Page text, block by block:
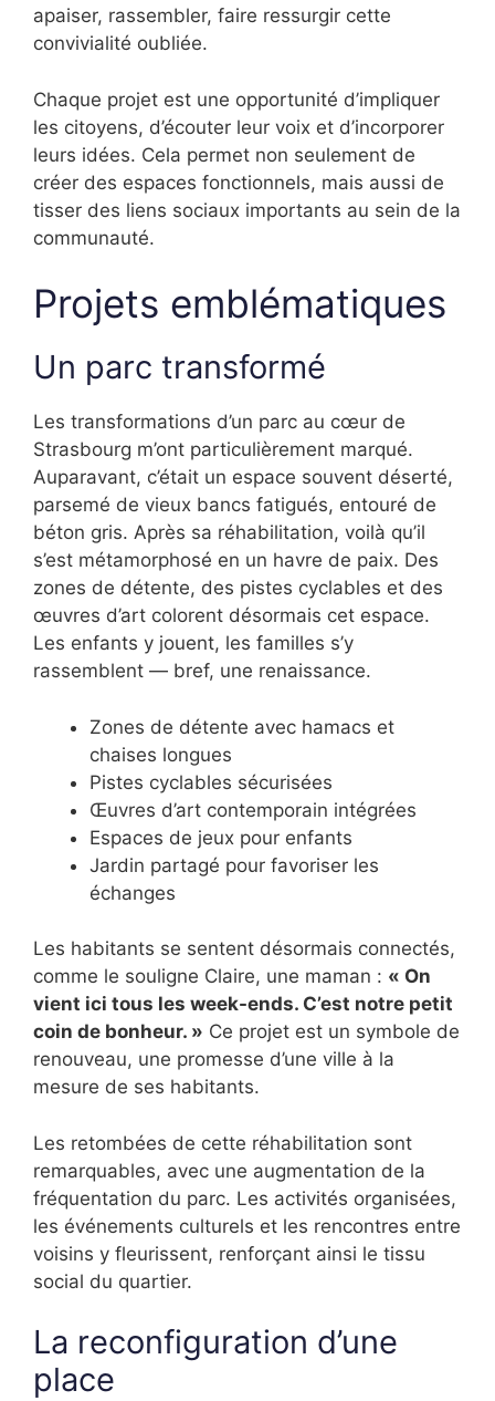
apaiser, rassembler, faire ressurgir cette
convivialité oubliée.
Chaque projet est une opportunité d’impliquer
les citoyens, d’écouter leur voix et d’incorporer
leurs idées. Cela permet non seulement de
créer des espaces fonctionnels, mais aussi de
tisser des liens sociaux importants au sein de la
communauté.
Projets emblématiques
Un parc transformé
Les transformations d’un parc au cœur de
Strasbourg m’ont particulièrement marqué.
Auparavant, c’était un espace souvent déserté,
parsemé de vieux bancs fatigués, entouré de
béton gris. Après sa réhabilitation, voilà qu’il
s’est métamorphosé en un havre de paix. Des
zones de détente, des pistes cyclables et des
œuvres d’art colorent désormais cet espace.
Les enfants y jouent, les familles s’y
rassemblent — bref, une renaissance.
Zones de détente avec hamacs et
chaises longues
Pistes cyclables sécurisées
Œuvres d’art contemporain intégrées
Espaces de jeux pour enfants
Jardin partagé pour favoriser les
échanges
Les habitants se sentent désormais connectés,
comme le souligne Claire, une maman : « On
vient ici tous les week-ends. C’est notre petit
coin de bonheur. » Ce projet est un symbole de
renouveau, une promesse d’une ville à la
mesure de ses habitants.
Les retombées de cette réhabilitation sont
remarquables, avec une augmentation de la
fréquentation du parc. Les activités organisées,
les événements culturels et les rencontres entre
voisins y fleurissent, renforçant ainsi le tissu
social du quartier.
La reconfiguration d’une
place